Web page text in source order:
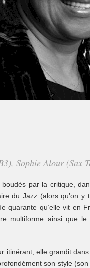
Sophie Alour
par la critique,
du Jazz (alors qu’on
quarante qu’elle vit en
multiforme ainsi que
itinérant, elle grandit
son style